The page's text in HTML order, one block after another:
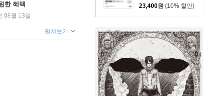
23,400원 (10% 할인)
한 혜택
08월 13일
펼쳐보기